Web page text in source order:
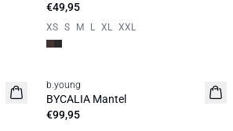
€49,95
XS S M L XL XXL
Neuheit
b.young
BYCALIA Mantel
€99,95